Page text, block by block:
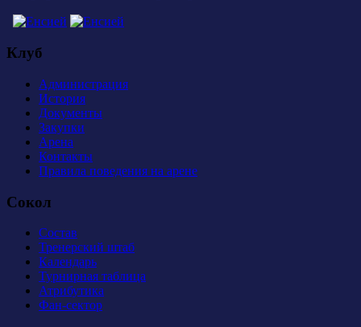
Клуб
Администрация
История
Документы
Закупки
Арена
Контакты
Правила поведения на арене
Сокол
Состав
Тренерский штаб
Календарь
Турнирная таблица
Атрибутика
Фан-сектор